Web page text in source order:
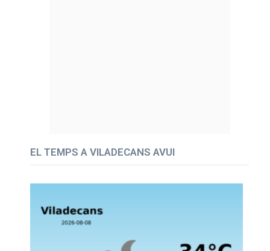
EL TEMPS A VILADECANS AVUI